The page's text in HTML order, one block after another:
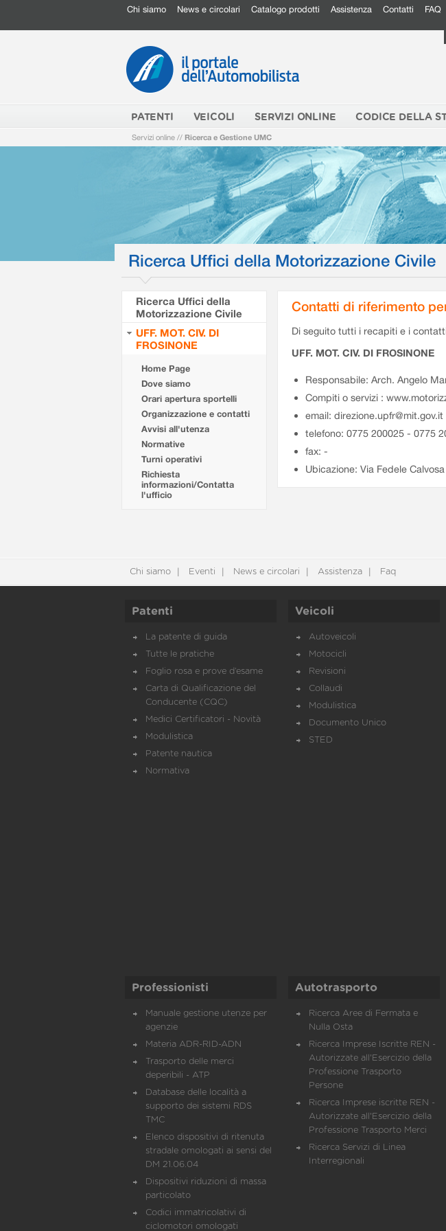
Chi siamo News e circolari Catalogo prodotti Assistenza Contatti FAQ
PATENTI VEICOLI SERVIZI ONLINE CODICE DELLA
Servizi online // Ricerca e Gestione UMC
Ricerca Uffici della Motorizzazione Civile
Ricerca Uffici della
Motorizzazione Civile
UFF. MOT. CIV. DI
FROSINONE
Home Page
Dove siamo
Orari apertura sportelli
Organizzazione e contatti
Avvisi all'utenza
Normative
Turni operativi
Richiesta
informazioni/Contatta
l'ufficio
Contatti di riferimento per
Di seguito tutti i recapiti e i
UFF. MOT. CIV. DI FROSINONE
Responsabile: Arch. Angelo
Compiti o servizi :
email: direzione.upfr@mit.gov.it
telefono: 0775 200025 - 0775
fax: -
Ubicazione: Via Fedele
Chi siamo Eventi News e circolari Assistenza Faq
Patenti
La patente di guida
Tutte le pratiche
Foglio rosa e prove d’esame
Carta di Qualificazione del
Conducente (CQC)
Medici Certificatori - Novità
Modulistica
Patente nautica
Normativa
Veicoli
Autoveicoli
Motocicli
Revisioni
Collaudi
Modulistica
Documento Unico
STED
Professionisti
Manuale gestione utenze per
agenzie
Materia ADR-RID-ADN
Trasporto delle merci
deperibili - ATP
Database delle località a
supporto dei sistemi RDS
TMC
Elenco dispositivi di ritenuta
stradale omologati ai sensi del
DM 21.06.04
Dispositivi riduzioni di massa
particolato
Codici immatricolativi di
ciclomotori omologati
Autotrasporto
Ricerca Aree di Fermata e
Nulla Osta
Ricerca Imprese Iscritte REN -
Autorizzate all'Esercizio della
Professione Trasporto
Persone
Ricerca Imprese iscritte REN -
Autorizzate all'Esercizio della
Professione Trasporto Merci
Ricerca Servizi di Linea
Interregionali